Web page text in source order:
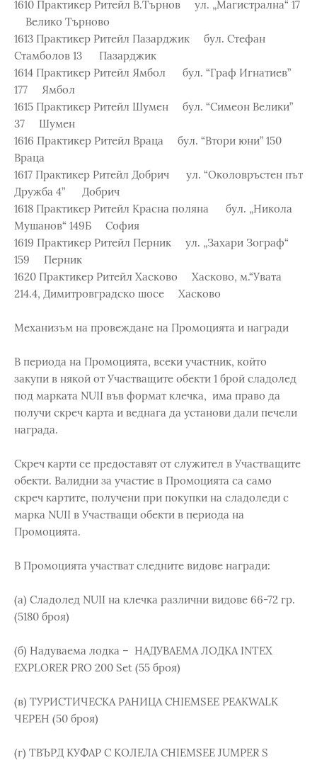
1610 Практикер Ритейл В.Търнов ул. „Магистрална“ 17
Велико Търново
1613 Практикер Ритейл Пазарджик бул. Стефан
Стамболов 13 Пазарджик
1614 Практикер Ритейл Ямбол бул. “Граф Игнатиев”
177 Ямбол
1615 Практикер Ритейл Шумен бул. “Симеон Велики”
37 Шумен
1616 Практикер Ритейл Враца бул. “Втори юни” 150
Враца
1617 Практикер Ритейл Добрич ул. “Околовръстен път
Дружба 4” Добрич
1618 Практикер Ритейл Красна поляна бул. „Никола
Мушанов“ 149Б София
1619 Практикер Ритейл Перник ул. „Захари Зограф“
159 Перник
1620 Практикер Ритейл Хасково Хасково, м.“Увата
214.4, Димитровградско шосе Хасково
Механизъм на провеждане на Промоцията и награди
В периода на Промоцията, всеки участник, който
закупи в някой от Участващите обекти 1 брой сладолед
под марката NUII във формат клечка, има право да
получи скреч карта и веднага да установи дали печели
награда.
Скреч карти се предоставят от служител в Участващите
обекти. Валидни за участие в Промоцията са само
скреч картите, получени при покупки на сладоледи с
марка NUII в Участващи обекти в периода на
Промоцията.
В Промоцията участват следните видове награди:
(а) Сладолед NUII на клечка различни видове 66-72 гр.
(5180 броя)
(б) Надуваема лодка – НАДУВАЕМА ЛОДКА INTEX
EXPLORER PRO 200 Set (55 броя)
(в) ТУРИСТИЧЕСКА РАНИЦА CHIEMSEE PEAKWALK
ЧЕРЕН (50 броя)
(г) ТВЪРД КУФАР С КОЛЕЛА CHIEMSEE JUMPER S